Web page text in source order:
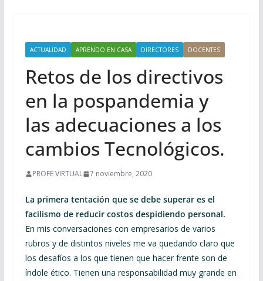
ACTUALIDAD APRENDO EN CASA DIRECTORES DOCENTES
Retos de los directivos
en la pospandemia y
las adecuaciones a los
cambios Tecnológicos.
PROFE VIRTUAL 7 noviembre, 2020
La primera tentación que se debe superar es el
facilismo de reducir costos despidiendo personal.
En mis conversaciones con empresarios de varios
rubros y de distintos niveles me va quedando claro que
los desafíos a los que tienen que hacer frente son de
índole ético. Tienen una responsabilidad muy grande en